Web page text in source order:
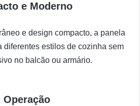
e Moderno
e design compacto, a panela
diferentes estilos de cozinha sem
no balcão ou armário.